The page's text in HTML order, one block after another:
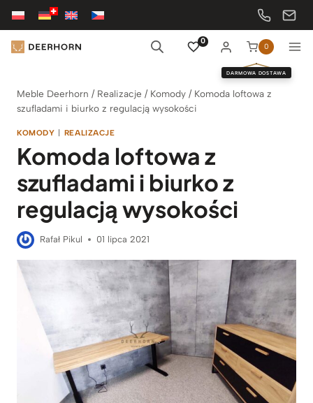
Przejdź
treści
0
0
DARMOWA DOSTAWA
Meble Deerhorn / Realizacje / Komody / Komoda loftowa z
szufladami i biurko z regulacją wysokości
KOMODY | REALIZACJE
Komoda loftowa z
szufladami i biurko z
regulacją wysokości
Rafał Pikul 01 lipca 2021